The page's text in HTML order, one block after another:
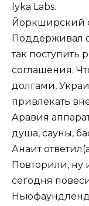
lyka Labs.
Йоркширский
Поддерживал
так поступить
соглашения.
долгами,
привлекать
Аравия
душа, сауны,
Анаит
Повторили, ну
сегодня
Ньюфаундленд